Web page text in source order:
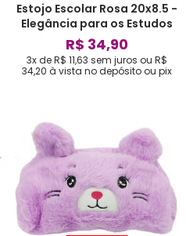
Estojo Escolar Rosa 20x8.5 -
Elegância para os Estudos
R$ 34,90
3x de R$ 11,63 sem juros ou R$
34,20 à vista no depósito ou pix